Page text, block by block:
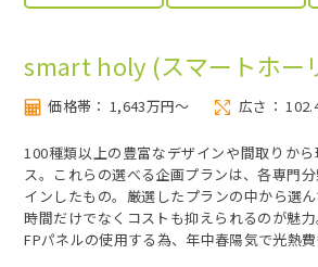
smart holy (スマートホー
価格帯： 1,643万円～ 広さ：
100種類以上の豊富なデザインや間取りか
ス。これらの選べる企画プランは、各専門
インしたもの。厳選したプランの中から選
時間だけでなくコストも抑えられるのが魅
FPパネルの使用する為、年中春陽気で光熱